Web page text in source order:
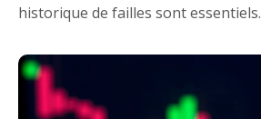
historique de failles sont essentiels.